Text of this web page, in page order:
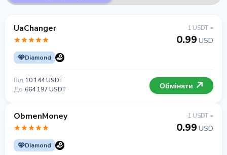
UaChanger
Diamond
1 USDT =
0.99 USD
Від 10 144 USDT
До 664 197 USDT Обміняти
ObmenMoney
Diamond
1 USDT =
0.99 USD